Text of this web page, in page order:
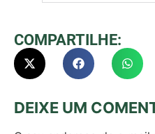
COMPARTILHE:
DEIXE UM